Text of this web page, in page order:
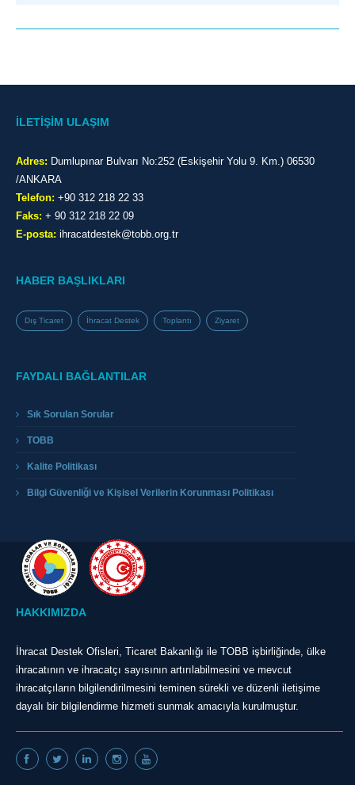
İLETİŞİM ULAŞIM
Adres: Dumlupınar Bulvarı No:252 (Eskişehir Yolu 9. Km.) 06530
/ANKARA
Telefon: +90 312 218 22 33
Faks: + 90 312 218 22 09
E-posta: ihracatdestek@tobb.org.tr
HABER BAŞLIKLARI
Dış Ticaret İhracat Destek Toplantı Ziyaret
FAYDALI BAĞLANTILAR
Sık Sorulan Sorular
TOBB
Kalite Politikası
Bilgi Güvenliği ve Kişisel Verilerin Korunması Politikası
HAKKIMIZDA
İhracat Destek Ofisleri, Ticaret Bakanlığı ile TOBB işbirliğinde, ülke
ihracatının ve ihracatçı sayısının artırılabilmesini ve mevcut
ihracatçıların bilgilendirilmesini teminen sürekli ve düzenli iletişime
dayalı bir bilgilendirme hizmeti sunmak amacıyla kurulmuştur.